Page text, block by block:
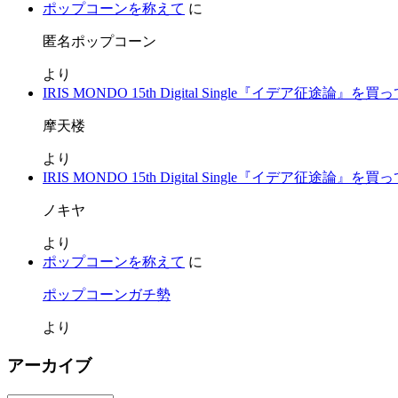
ポップコーンを称えて に
匿名ポップコーン
より
IRIS MONDO 15th Digital Single『イデア征途論』を買っ
摩天楼
より
IRIS MONDO 15th Digital Single『イデア征途論』を買っ
ノキヤ
より
ポップコーンを称えて に
ポップコーンガチ勢
より
アーカイブ